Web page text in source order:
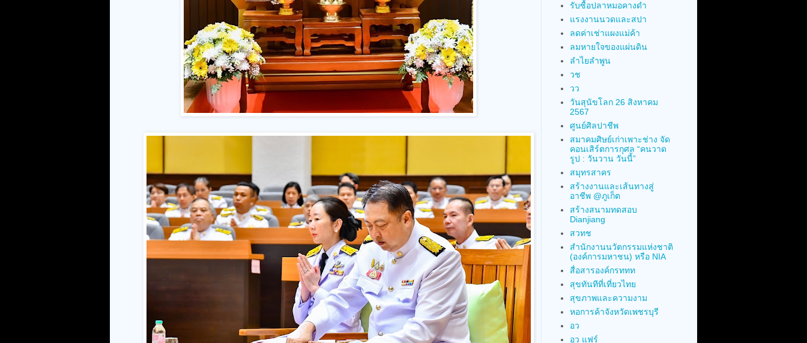
รับซื้อปลาหมอคางดำ
แรงงานนวดและสปา
ลดค่าเช่าแผงแม่ค้า
ลมหายใจของแผ่นดิน
ลำไยลำพูน
วช
วว
วันสุนัขโลก 26 สิงหาคม
2567
ศูนย์ศิลปาชีพ
สมาคมศิษย์เก่าเพาะช่าง จัด
คอนเสิร์ตการกุศล “คนวาด
รูป : วันวาน วันนี้”
สมุทรสาคร
สร้างงานและเส้นทางสู่
อาชีพ @ภูเก็ต
สร้างสนามทดสอบ
Dianjiang
สวทช
สำนักงานนวัตกรรมแห่งชาติ
(องค์การมหาชน) หรือ NIA
สื่อสารองค์กรททท
สุขทันทีที่เที่ยวไทย
สุขภาพและความงาม
หอการค้าจังหวัดเพชรบุรี
อว
อว แฟร์